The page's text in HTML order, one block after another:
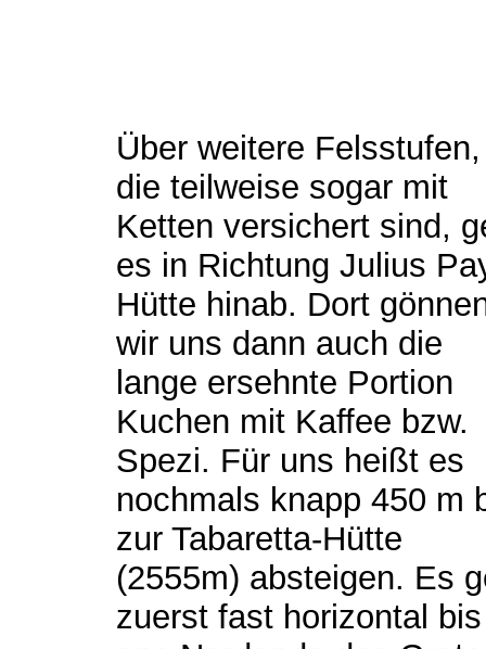
Über weitere Felsstufen,
die teilweise sogar mit
Ketten versichert sind,
es in Richtung Julius
Hütte hinab. Dort
wir uns dann auch die
lange ersehnte Portion
Kuchen mit Kaffee bzw.
Spezi. Für uns heißt es
nochmals knapp 450 m
zur Tabaretta-Hütte
(2555m) absteigen. Es
zuerst fast horizontal bis